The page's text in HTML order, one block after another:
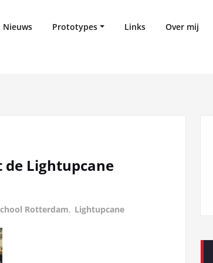
Nieuws Prototypes Links Over mij
de Lightupcane
Rotterdam, Lightupcane